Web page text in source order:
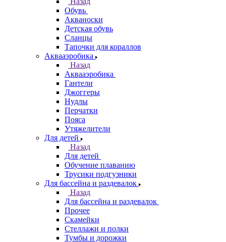
Обувь
Акваноски
Детская обувь
Сланцы
Тапочки для кораллов
Аквааэробика
Назад
Аквааэробика
Гантели
Джоггеры
Нудлы
Перчатки
Пояса
Утяжелители
Для детей
Назад
Для детей
Обучение плаванию
Трусики подгузники
Для бассейна и раздевалок
Назад
Для бассейна и раздевалок
Прочее
Скамейки
Стеллажи и полки
Тумбы и дорожки